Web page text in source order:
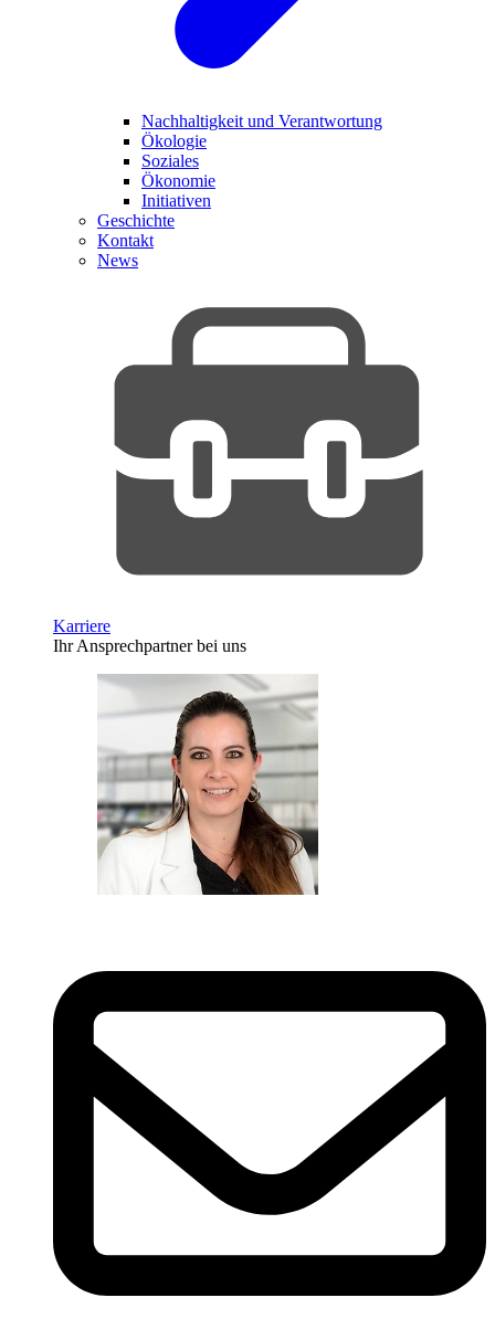
Nachhaltigkeit und Verantwortung
Ökologie
Soziales
Ökonomie
Initiativen
Geschichte
Kontakt
News
Karriere
Ihr Ansprechpartner bei uns